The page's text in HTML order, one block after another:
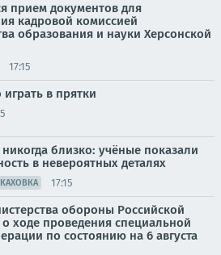
прием документов для
кадровой комиссией
образования и науки Херсонской
17:15
в прятки
близко: учёные показали
в невероятных деталях
17:15
обороны Российской
ходе проведения специальной
по состоянию на 6 августа